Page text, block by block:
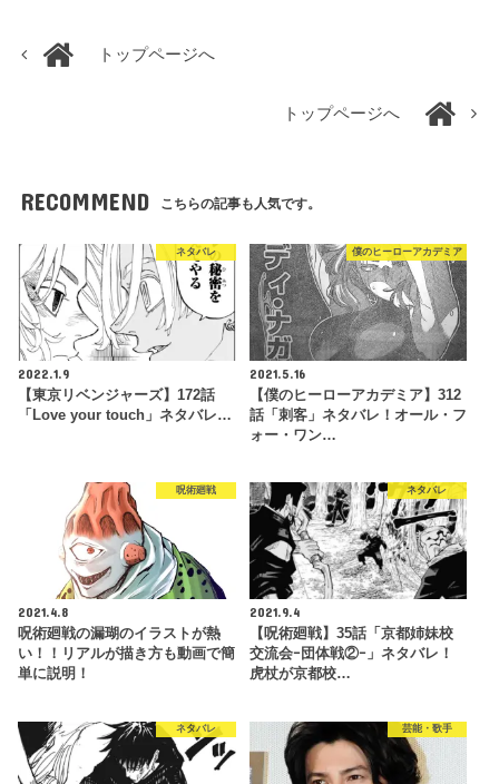
トップページへ
トップページへ
RECOMMEND こちらの記事も人気です。
ネタバレ
2022.1.9
【東京リベンジャーズ】172話
「Love your touch」ネタバレ…
僕のヒーローアカデミア
2021.5.16
【僕のヒーローアカデミア】312
話「刺客」ネタバレ！オール・フ
ォー・ワン…
呪術廻戦
2021.4.8
呪術廻戦の漏瑚のイラストが熱
い！！リアルが描き方も動画で簡
単に説明！
ネタバレ
2021.9.4
【呪術廻戦】35話「京都姉妹校
交流会ｰ団体戦②ｰ」ネタバレ！
虎杖が京都校…
ネタバレ 芸能・歌手